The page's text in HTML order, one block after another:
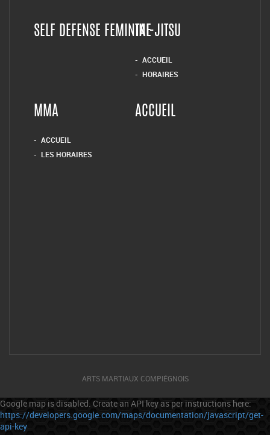
SELF DEFENSE FEMININETAI-JITSU
ACCUEIL
HORAIRES
MMA
ACCUEIL
LES HORAIRES
ACCUEIL
ARTS MARTIAUX COMPIÉGNOIS
Google map is disabled. Create an API key as per instructions here:
https://developers.google.com/maps/documentation/javascript/get-
api-key